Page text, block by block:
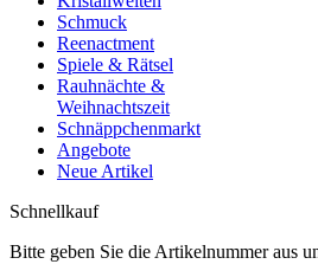
Schmuck
Reenactment
Spiele & Rätsel
Rauhnächte &
Weihnachtszeit
Schnäppchenmarkt
Angebote
Neue Artikel
Schnellkauf
Bitte geben Sie die Artikelnummer aus